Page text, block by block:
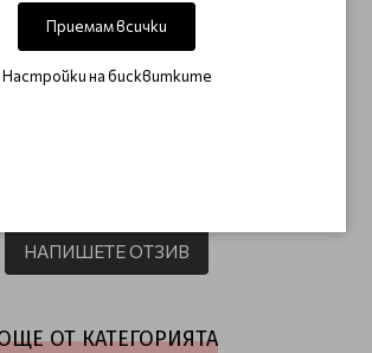
Корейска козметика за коса
НАПИШЕТЕ ОТЗИВ
ОТ КАТЕГОРИЯТА
Приемам всички
Настройки на бисквитките